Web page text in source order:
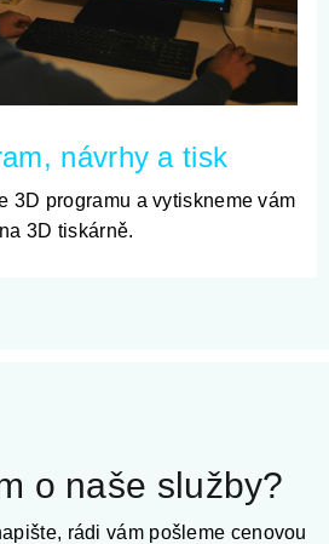
návrhy a tisk
3D programu a vytiskneme vám
3D tiskárně.
o naše služby?
rádi vám pošleme cenovou